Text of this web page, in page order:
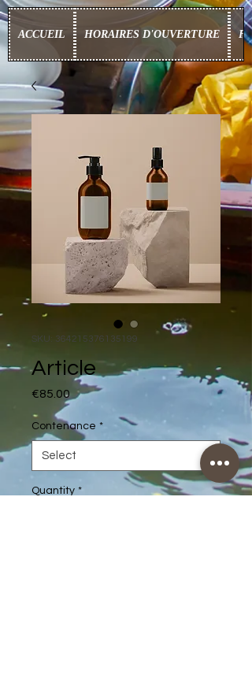
ACCUEIL HORAIRES D'OUVERTURE
SKU: 364215376135199
Article
€85.00Price
Contenance *
Quantity *